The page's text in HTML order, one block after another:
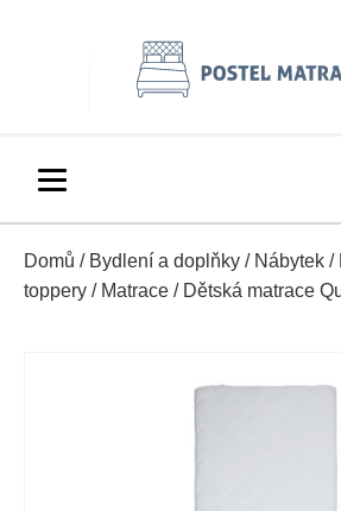
Domů / Bydlení a doplňky / Nábytek /
toppery / Matrace / Dětská matrace